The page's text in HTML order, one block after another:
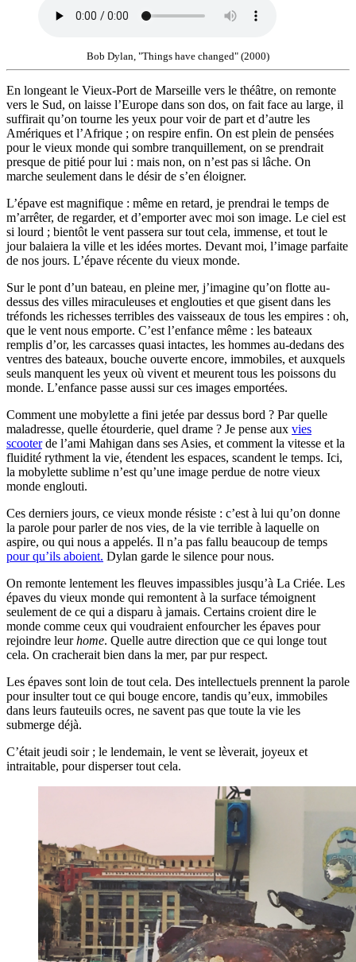
Bob Dylan, "Things have changed" (2000)
En longeant le Vieux-Port de Marseille vers le théâtre, on remonte
vers le Sud, on laisse l’Europe dans son dos, on fait face au large, il
suffirait qu’on tourne les yeux pour voir de part et d’autre les
Amériques et l’Afrique ; on respire enfin. On est plein de pensées
pour le vieux monde qui sombre tranquillement, on se prendrait
presque de pitié pour lui : mais non, on n’est pas si lâche. On
marche seulement dans le désir de s’en éloigner.
L’épave est magnifique : même en retard, je prendrai le temps de
m’arrêter, de regarder, et d’emporter avec moi son image. Le ciel est
si lourd ; bientôt le vent passera sur tout cela, immense, et tout le
jour balaiera la ville et les idées mortes. Devant moi, l’image parfaite
de nos jours. L’épave récente du vieux monde.
Sur le pont d’un bateau, en pleine mer, j’imagine qu’on flotte au-
dessus des villes miraculeuses et englouties et que gisent dans les
tréfonds les richesses terribles des vaisseaux de tous les empires : oh,
que le vent nous emporte. C’est l’enfance même : les bateaux
remplis d’or, les carcasses quasi intactes, les hommes au-dedans des
ventres des bateaux, bouche ouverte encore, immobiles, et auxquels
seuls manquent les yeux où vivent et meurent tous les poissons du
monde. L’enfance passe aussi sur ces images emportées.
Comment une mobylette a fini jetée par dessus bord ? Par quelle
maladresse, quelle étourderie, quel drame ? Je pense aux vies
scooterde l’ami Mahigan dans ses Asies, et comment la vitesse et la
fluidité rythment la vie, étendent les espaces, scandent le temps. Ici,
la mobylette sublime n’est qu’une image perdue de notre vieux
monde englouti.
Ces derniers jours, ce vieux monde résiste : c’est à lui qu’on donne
la parole pour parler de nos vies, de la vie terrible à laquelle on
aspire, ou qui nous a appelés. Il n’a pas fallu beaucoup de temps
pour qu’ils aboient. Dylan garde le silence pour nous.
On remonte lentement les fleuves impassibles jusqu’à La Criée. Les
épaves du vieux monde qui remontent à la surface témoignent
seulement de ce qui a disparu à jamais. Certains croient dire le
monde comme ceux qui voudraient enfourcher les épaves pour
rejoindre leurhome. Quelle autre direction que ce qui longe tout
cela. On cracherait bien dans la mer, par pur respect.
Les épaves sont loin de tout cela. Des intellectuels prennent la parole
pour insulter tout ce qui bouge encore, tandis qu’eux, immobiles
dans leurs fauteuils ocres, ne savent pas que toute la vie les
submerge déjà.
C’était jeudi soir ; le lendemain, le vent se lèverait, joyeux et
intraitable, pour disperser tout cela.